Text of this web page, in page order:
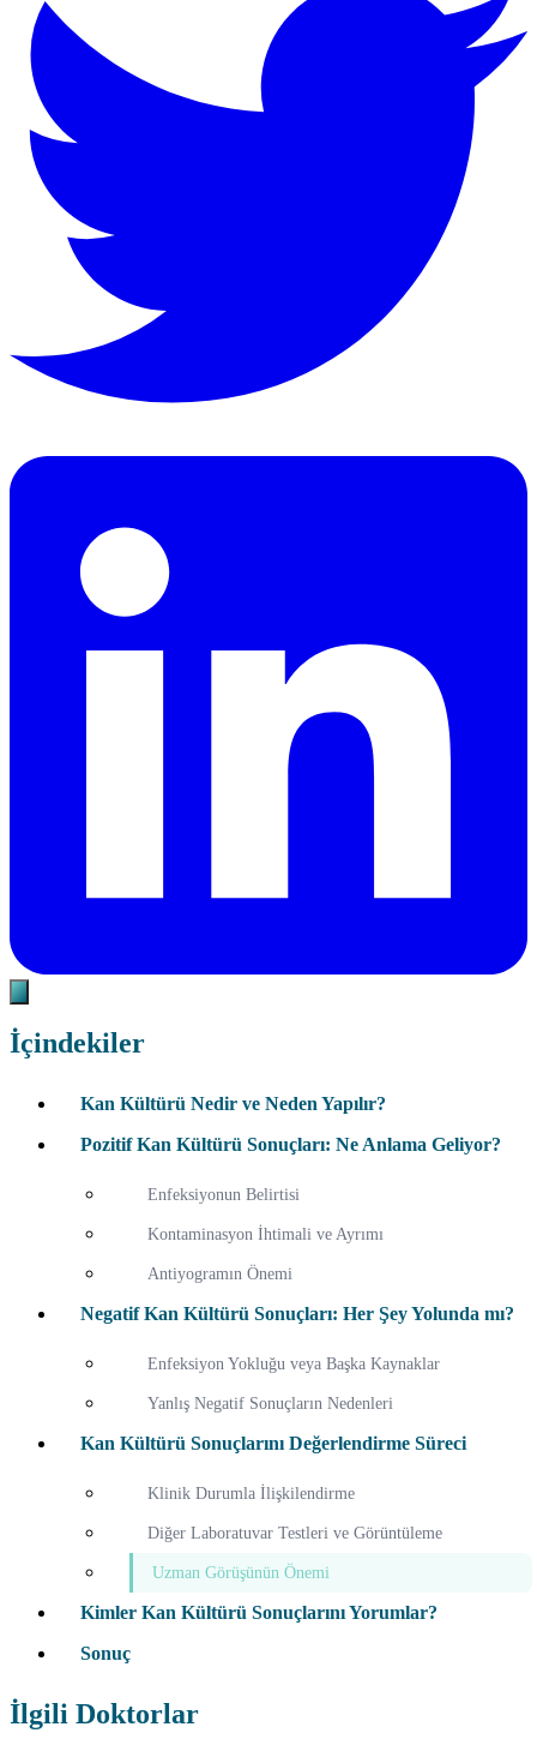
İçindekiler
Kan Kültürü Nedir ve Neden Yapılır?
Pozitif Kan Kültürü Sonuçları: Ne Anlama Geliyor?
Enfeksiyonun Belirtisi
Kontaminasyon İhtimali ve Ayrımı
Antiyogramın Önemi
Negatif Kan Kültürü Sonuçları: Her Şey Yolunda mı?
Enfeksiyon Yokluğu veya Başka Kaynaklar
Yanlış Negatif Sonuçların Nedenleri
Kan Kültürü Sonuçlarını Değerlendirme Süreci
Klinik Durumla İlişkilendirme
Diğer Laboratuvar Testleri ve Görüntüleme
Uzman Görüşünün Önemi
Kimler Kan Kültürü Sonuçlarını Yorumlar?
Sonuç
İlgili Doktorlar